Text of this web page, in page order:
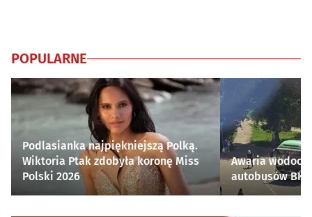
POPULARNE
Podlasianka najpiękniejszą Polką.
Wiktoria Ptak zdobyła koronę Miss
Polski 2026
Awaria
autobusów